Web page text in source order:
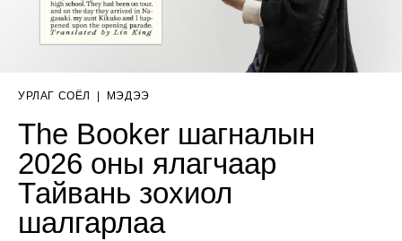
УРЛАГ СОЁЛ МЭДЭЭ
The Booker шагналын
2026 оны ялагчаар
Тайвань зохиол
шалгарлаа